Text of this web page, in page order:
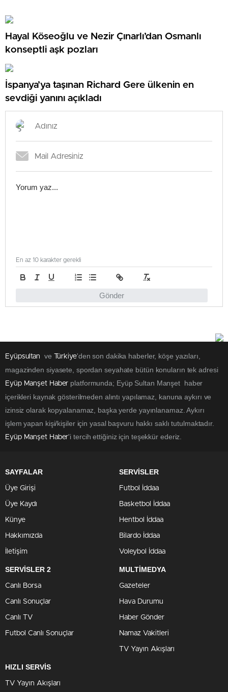
Hayal Köseoğlu ve Nezir Çınarlı’dan Osmanlı
konseptli aşk pozları
İspanya’ya taşınan Richard Gere ülkenin en
sevdiği yanını açıkladı
Gönder
En az 10 karakter gerekli
Eyüpsultan ve Türkiye'den son dakika haberler, köşe yazıları,
magazinden siyasete, spordan seyahate bütün konuların tek adresi
Eyüp Manşet Haber platformunda; Eyüp Sultan Manşet haber
içerikleri kaynak gösterilmeden alıntı yapılamaz, kanuna aykırı ve
izinsiz olarak kopyalanamaz, başka yerde yayınlanamaz. Aykırı
işlem yapan kişi/kişiler için yasal başvuru hakkı saklı tutulmaktadır.
Eyüp Manşet Haber'i tercih ettiğiniz için teşekkür ederiz.
SAYFALAR
Üye Girişi
Üye Kaydı
Künye
Hakkımızda
İletişim
SERVİSLER
Futbol İddaa
Basketbol İddaa
Hentbol İddaa
Bilardo İddaa
Voleybol İddaa
SERVİSLER 2
Canlı Borsa
Canlı Sonuçlar
Canlı TV
Futbol Canlı Sonuçlar
MULTİMEDYA
Gazeteler
Hava Durumu
Haber Gönder
Namaz Vakitleri
TV Yayın Akışları
HIZLI SERVİS
TV Yayın Akışları